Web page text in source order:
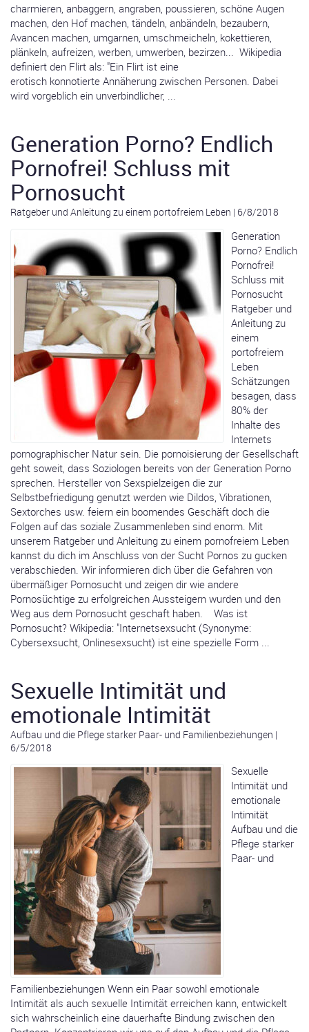
charmieren, anbaggern, angraben, poussieren, schöne Augen
machen, den Hof machen, tändeln, anbändeln, bezaubern,
Avancen machen, umgarnen, umschmeicheln, kokettieren,
plänkeln, aufreizen, werben, umwerben, bezirzen... Wikipedia
definiert den Flirt als: "Ein Flirt ist eine
erotisch konnotierte Annäherung zwischen Personen. Dabei
wird vorgeblich ein unverbindlicher, ...
Generation Porno? Endlich
Pornofrei! Schluss mit
Pornosucht
Ratgeber und Anleitung zu einem portofreiem Leben | 6/8/2018
Generation
Porno? Endlich
Pornofrei!
Schluss mit
Pornosucht
Ratgeber und
Anleitung zu
einem
portofreiem
Leben
Schätzungen
besagen, dass
80% der
Inhalte des
Internets
pornographischer Natur sein. Die pornoisierung der Gesellschaft
geht soweit, dass Soziologen bereits von der Generation Porno
sprechen. Hersteller von Sexspielzeigen die zur
Selbstbefriedigung genutzt werden wie Dildos, Vibrationen,
Sextorches usw. feiern ein boomendes Geschäft doch die
Folgen auf das soziale Zusammenleben sind enorm. Mit
unserem Ratgeber und Anleitung zu einem pornofreiem Leben
kannst du dich im Anschluss von der Sucht Pornos zu gucken
verabschieden. Wir informieren dich über die Gefahren von
übermäßiger Pornosucht und zeigen dir wie andere
Pornosüchtige zu erfolgreichen Aussteigern wurden und den
Weg aus dem Pornosucht geschaft haben. Was ist
Pornosucht? Wikipedia: "Internetsexsucht (Synonyme:
Cybersexsucht, Onlinesexsucht) ist eine spezielle Form ...
Sexuelle Intimität und
emotionale Intimität
Aufbau und die Pflege starker Paar- und Familienbeziehungen |
6/5/2018
Sexuelle
Intimität und
emotionale
Intimität
Aufbau und die
Pflege starker
Paar- und
Familienbeziehungen Wenn ein Paar sowohl emotionale
Intimität als auch sexuelle Intimität erreichen kann, entwickelt
sich wahrscheinlich eine dauerhafte Bindung zwischen den